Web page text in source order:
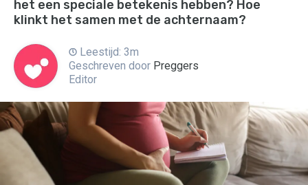
het een speciale betekenis hebben? Hoe
klinkt het samen met de achternaam?
Leestijd: 3m
Geschreven door Preggers
Editor